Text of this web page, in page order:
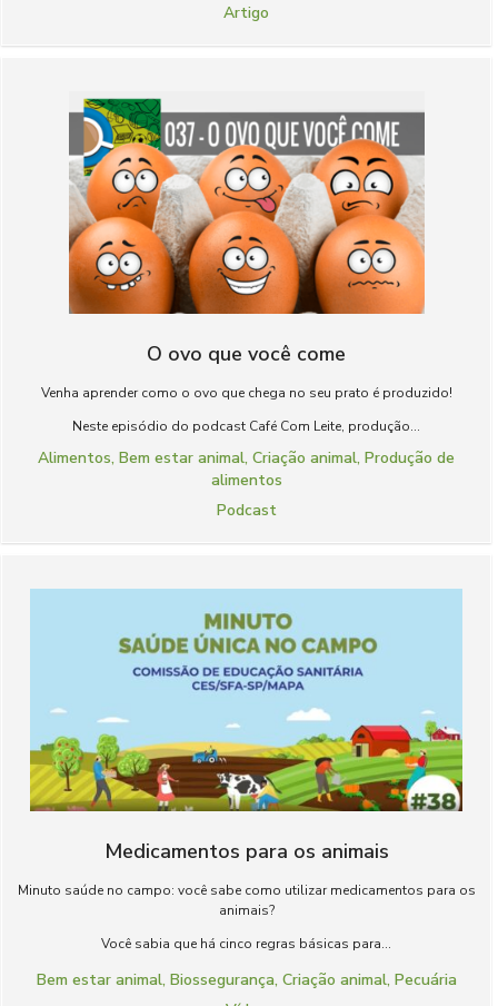
Artigo
O ovo que você come
Venha aprender como o ovo que chega no seu prato é produzido!
Neste episódio do podcast Café Com Leite, produção...
Alimentos, Bem estar animal, Criação animal, Produção de
alimentos
Podcast
Medicamentos para os animais
Minuto saúde no campo: você sabe como utilizar medicamentos para os
animais?
Você sabia que há cinco regras básicas para...
Bem estar animal, Biossegurança, Criação animal, Pecuária